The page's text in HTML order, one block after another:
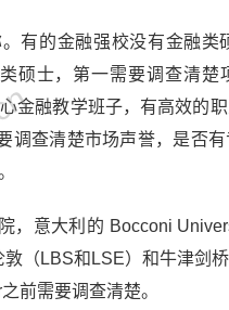
。有的金融强校没有金融
硕士，第一需要调查清楚
金融教学班子，有高效的
调查清楚市场声誉，是否
，意大利的 Bocconi
（LBS和LSE）和牛津剑
前需要调查清楚。